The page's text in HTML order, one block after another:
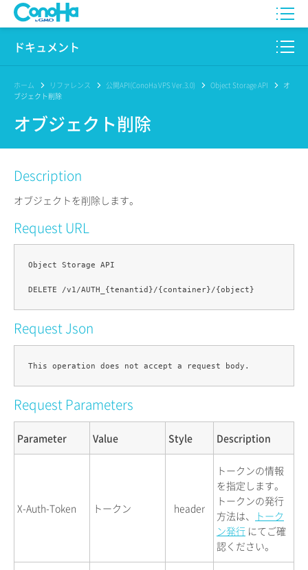
WING
Pencil
サービス一覧
サポート
ドキュメント
このサイトについて
プロダクト
リファレンス
リリースノート
ホーム リファレンス 公開API(ConoHa VPS Ver.3.0) Object Storage API
オ
ブジェクト削除
オブジェクト削除
Description
オブジェクトを削除します。
Request URL
Object Storage API
Request Json
Request Parameters
Parameter Value Style Description
X-Auth-Token トークン header
トークンの情報
を指定します。
トークンの発行
方法は、
トーク
ン発行 にてご確
認ください。